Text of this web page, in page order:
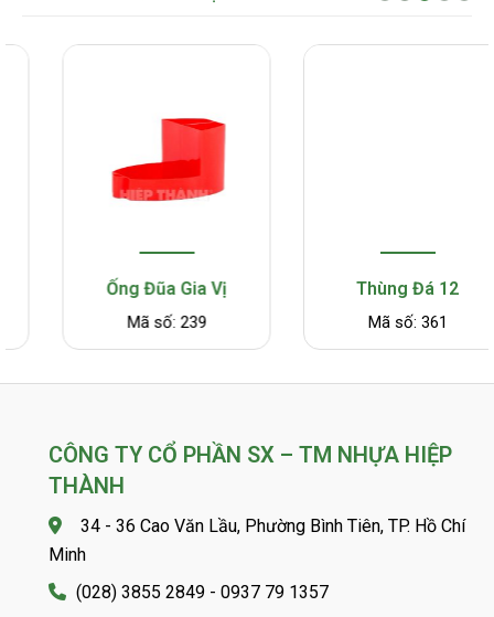
Ống Đũa Gia Vị
Mã số: 239
Thùng Đá 12
Mã số: 361
CÔNG TY CỔ PHẦN SX – TM NHỰA HIỆP
THÀNH
34 - 36 Cao Văn Lầu, Phường Bình Tiên, TP. Hồ Chí
Minh
(028) 3855 2849 - 0937 79 1357